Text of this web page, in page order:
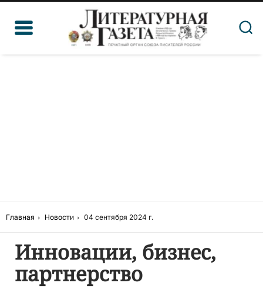
Главная Новости 04 сентября 2024 г.
Инновации, бизнес,
партнерство